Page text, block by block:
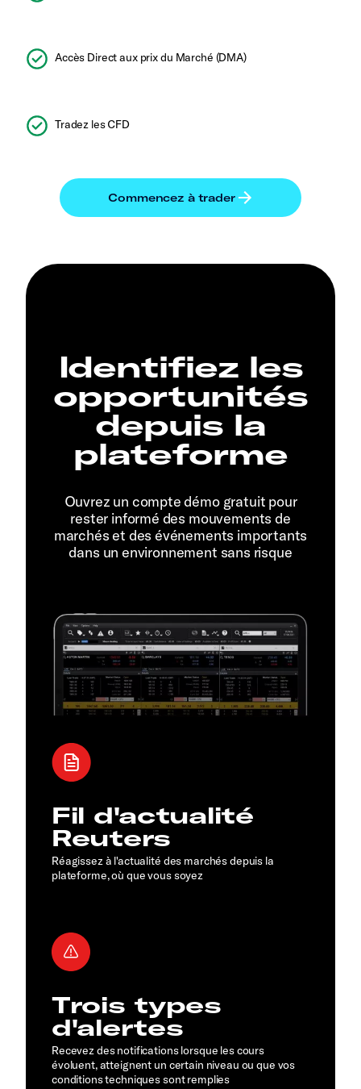
Accès Direct aux prix du Marché (DMA)
Tradez les CFD
Identifiez les
opportunités
depuis la
plateforme
Ouvrez un compte démo gratuit pour
rester informé des mouvements de
marchés et des événements importants
dans un environnement sans risque
Fil d'actualité
Reuters
Réagissez à l'actualité des marchés depuis la
plateforme, où que vous soyez
Trois types
d'alertes
Recevez des notifications lorsque les cours
évoluent, atteignent un certain niveau ou que vos
conditions techniques sont remplies